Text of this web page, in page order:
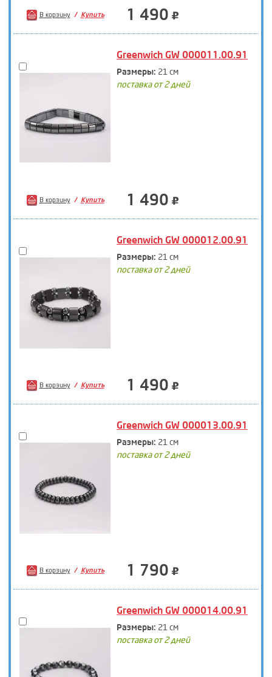
В корзину Купить 1 490
Greenwich GW 000011.00.91
Размеры: 21 см
поставка от 2 дней
В корзину Купить 1 490
Greenwich GW 000012.00.91
Размеры: 21 см
поставка от 2 дней
В корзину Купить 1 490
Greenwich GW 000013.00.91
Размеры: 21 см
поставка от 2 дней
В корзину Купить 1 790
Greenwich GW 000014.00.91
Размеры: 21 см
поставка от 2 дней